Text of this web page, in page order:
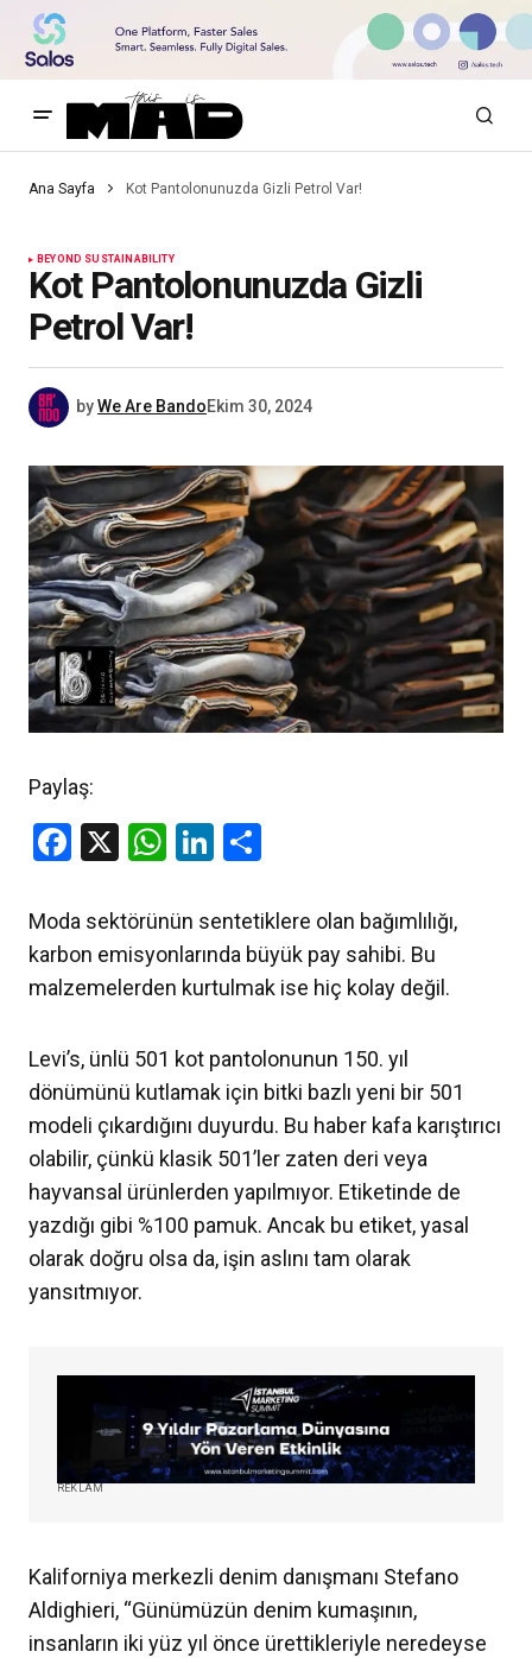
Ana Sayfa Kot Pantolonunuzda Gizli Petrol Var!
BEYOND SUSTAINABILITY
Kot Pantolonunuzda Gizli
Petrol Var!
byWe Are BandoEkim 30, 2024
Paylaş:
Facebook
X WhatsApp
LinkedIn
Moda sektörünün sentetiklere olan bağımlılığı,
karbon emisyonlarında büyük pay sahibi. Bu
malzemelerden kurtulmak ise hiç kolay değil.
Levi’s, ünlü 501 kot pantolonunun 150. yıl
dönümünü kutlamak için bitki bazlı yeni bir 501
modeli çıkardığını duyurdu. Bu haber kafa karıştırıcı
olabilir, çünkü klasik 501’ler zaten deri veya
hayvansal ürünlerden yapılmıyor. Etiketinde de
yazdığı gibi %100 pamuk. Ancak bu etiket, yasal
olarak doğru olsa da, işin aslını tam olarak
yansıtmıyor.
REKLAM
Kaliforniya merkezli denim danışmanı Stefano
Aldighieri, “Günümüzün denim kumaşının,
insanların iki yüz yıl önce ürettikleriyle neredeyse